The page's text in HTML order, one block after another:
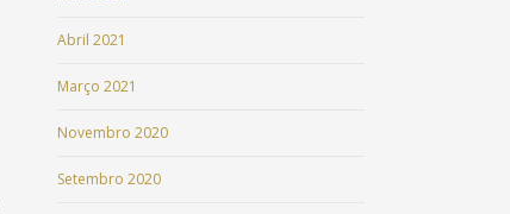
Abril 2021
Março 2021
Novembro 2020
Setembro 2020